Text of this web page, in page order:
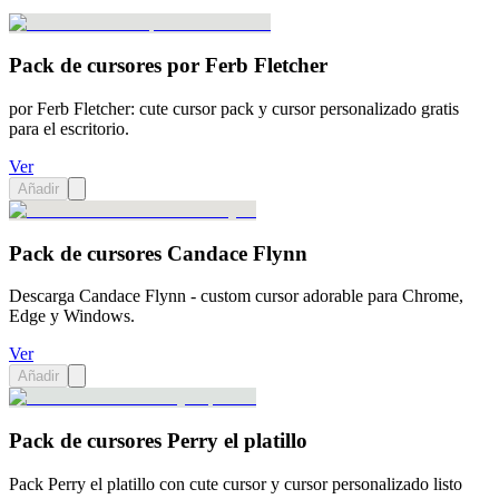
Pack de cursores por Ferb Fletcher
por Ferb Fletcher: cute cursor pack y cursor personalizado gratis
para el escritorio.
Ver
Añadir
Pack de cursores Candace Flynn
Descarga Candace Flynn - custom cursor adorable para Chrome,
Edge y Windows.
Ver
Añadir
Pack de cursores Perry el platillo
Pack Perry el platillo con cute cursor y cursor personalizado listo